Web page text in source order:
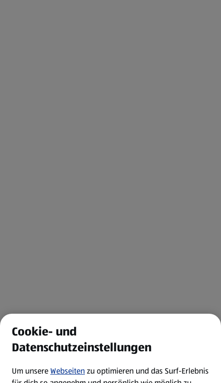
Cookie- und
Datenschutzeinstellungen
Um unsereWebseitenzu optimieren und das Surf-Erlebnis